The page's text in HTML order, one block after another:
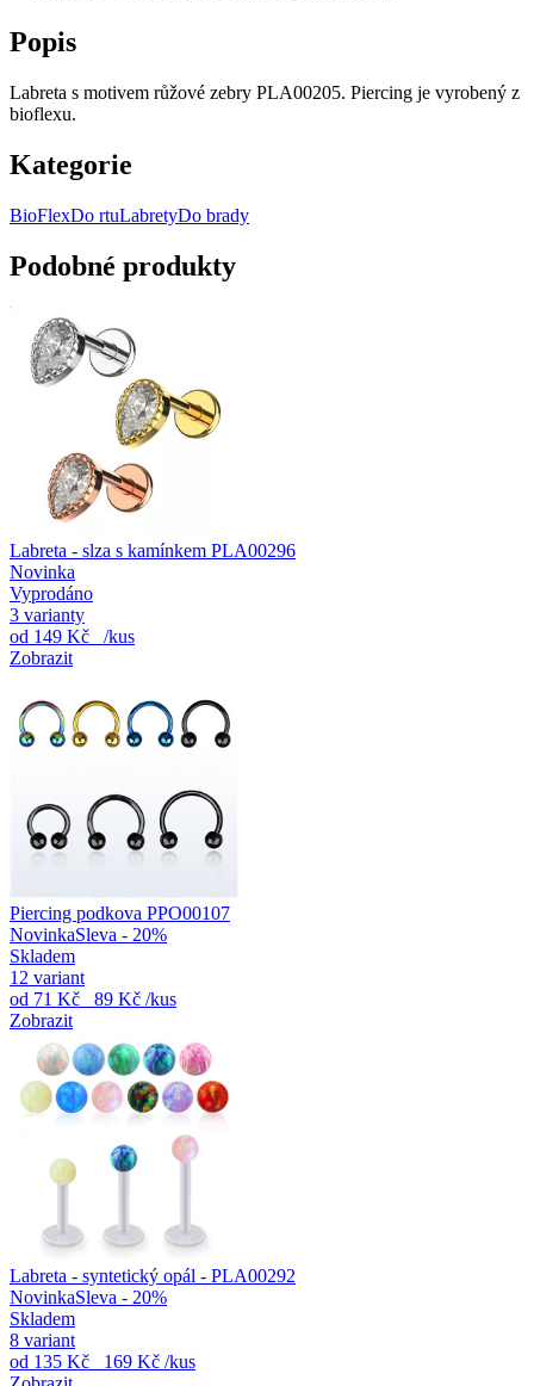
Popis
Labreta s motivem růžové zebry PLA00205. Piercing je vyrobený z
bioflexu.
Kategorie
BioFlexDo rtuLabretyDo brady
Podobné produkty
Labreta - slza s kamínkem PLA00296
Novinka
Vyprodáno
3 varianty
od 149 Kč
/kus
Zobrazit
Piercing podkova PPO00107
NovinkaSleva - 20%
Skladem
12 variant
od 71 Kč 89 Kč /kus
Zobrazit
Labreta - syntetický opál - PLA00292
NovinkaSleva - 20%
Skladem
8 variant
od 135 Kč 169 Kč /kus